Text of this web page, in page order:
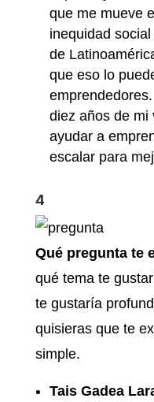
que me mueve
inequidad
de
que eso lo
diez años de mi
ayudar a
escalar para
4
Qué pregunta te
qué tema te
te gustaría
quisieras que te
simple.
Tais Gadea